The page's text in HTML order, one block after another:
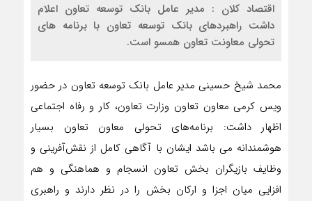
اقتصاد کلان : مدیر عامل بانک توسعه تعاون اعلام
داشت راهبردهای بانک توسعه تعاون با برنامه های
تحولی معاونت تعاون همسو است.
محمد شیخ حسینی مدیر عامل بانک توسعه تعاون در حضور
ویس کرمی معاون تعاون وزارت تعاون، کار و رفاه اجتماعی
اظهار داشت: برنامه‌های تحولی معاون تعاون بسیار
هوشمندانه می باشد ایشان با آگاهی کامل از نقش‌آفرینی و
وظایف بازیگران بخش تعاون انسجام و هماهنگی و هم
افزایی میان اجزا و ارکان بخش را در نظر دارند و راهبری